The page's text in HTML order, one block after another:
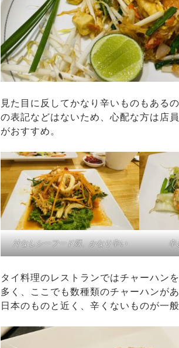
見た目に反してかなり辛いものもある
の表記などはないため、心配な方は店
がおすすめ。
汁なしシーフード麺、かなり辛い 辛
タイ料理のレストランではチャーハン
多く、ここでも数種類のチャーハンが
日本のものと近く、辛くないものが一般